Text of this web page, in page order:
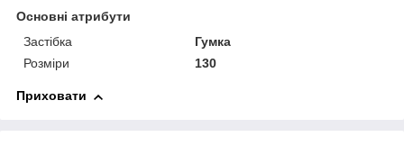
Основні атрибути
Застібка
Гумка
Розміри
130
Приховати